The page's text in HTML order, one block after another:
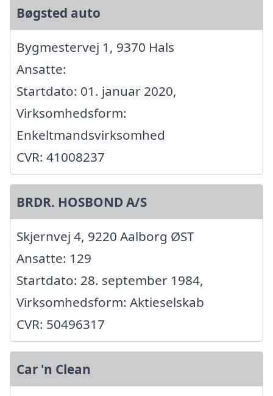
Bøgsted auto
Bygmestervej 1, 9370 Hals
Ansatte:
Startdato: 01. januar 2020,
Virksomhedsform:
Enkeltmandsvirksomhed
CVR: 41008237
BRDR. HOSBOND A/S
Skjernvej 4, 9220 Aalborg ØST
Ansatte: 129
Startdato: 28. september 1984,
Virksomhedsform: Aktieselskab
CVR: 50496317
Car 'n Clean